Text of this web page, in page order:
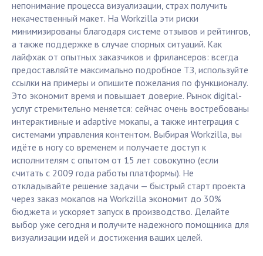
непонимание процесса визуализации, страх получить
некачественный макет. На Workzilla эти риски
минимизированы благодаря системе отзывов и рейтингов,
а также поддержке в случае спорных ситуаций. Как
лайфхак от опытных заказчиков и фрилансеров: всегда
предоставляйте максимально подробное ТЗ, используйте
ссылки на примеры и опишите пожелания по функционалу.
Это экономит время и повышает доверие. Рынок digital-
услуг стремительно меняется: сейчас очень востребованы
интерактивные и adaptive мокапы, а также интеграция с
системами управления контентом. Выбирая Workzilla, вы
идёте в ногу со временем и получаете доступ к
исполнителям с опытом от 15 лет совокупно (если
считать с 2009 года работы платформы). Не
откладывайте решение задачи — быстрый старт проекта
через заказ мокапов на Workzilla экономит до 30%
бюджета и ускоряет запуск в производство. Делайте
выбор уже сегодня и получите надежного помощника для
визуализации идей и достижения ваших целей.